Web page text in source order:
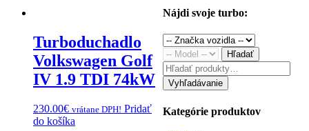
Turboduchadlo
Volkswagen Golf
IV 1.9 TDI 74kW
230.00€ vrátane DPH! Pridať
do košíka
Nájdi svoje turbo:
Hľadať
Hľadať:
Vyhľadávanie
Kategórie produktov